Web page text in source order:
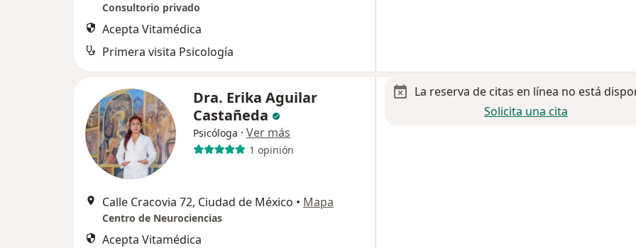
Consultorio privado
Acepta Vitamédica
Primera visita Psicología
Dra. Erika Aguilar
Castañeda
Psicóloga · Ver más
1 opinión
Calle Cracovia 72, Ciudad de México • Mapa
Centro de Neurociencias
Acepta Vitamédica
La reserva de citas en línea no está
Solicita una cita